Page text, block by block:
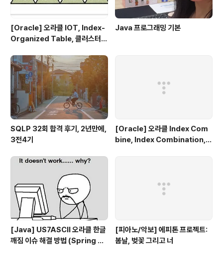
[Oracle] 오라클 IOT, Index-
Organized Table, 클러스터
Java 프로그래밍 기본
SQLP 32회 합격 후기, 2년만에,
3전4기
[Oracle] 오라클 Index Com
bine, Index Combination,
[Java] US7ASCII 오라클 한글
깨짐 이슈 해결 방법 (Spring bo
[피아노/악보] 에피톤 프로젝트:
봄날, 벚꽃 그리고 너